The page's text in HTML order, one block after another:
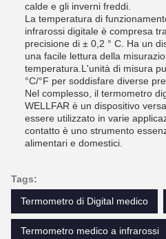
calde e gli inverni freddi.
La temperatura di
infrarossi digitale è compresa
precisione di ± 0,2 ° C. Ha un
una facile lettura della
temperatura.L'unità di misura
°C/°F per soddisfare diverse
Nel complesso, il termometro
WELLFAR è un dispositivo
essere utilizzato in varie
contatto è uno strumento
alimentari e domestici.
Tags:
Termometro di Digital medico
Termometro medico a infrarossi